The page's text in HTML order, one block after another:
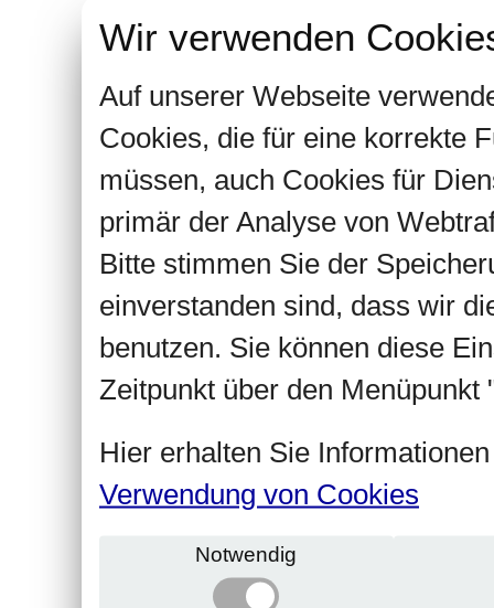
Wir verwenden
Auf unserer Webseite
Cookies, die für eine korrekte
müssen, auch Cookies für
primär der Analyse von
Bitte stimmen Sie der
einverstanden sind, dass wir
benutzen. Sie können diese
Zeitpunkt über den Menüpunkt
Hier erhalten Sie
Verwendung von Cookies
Notwendig